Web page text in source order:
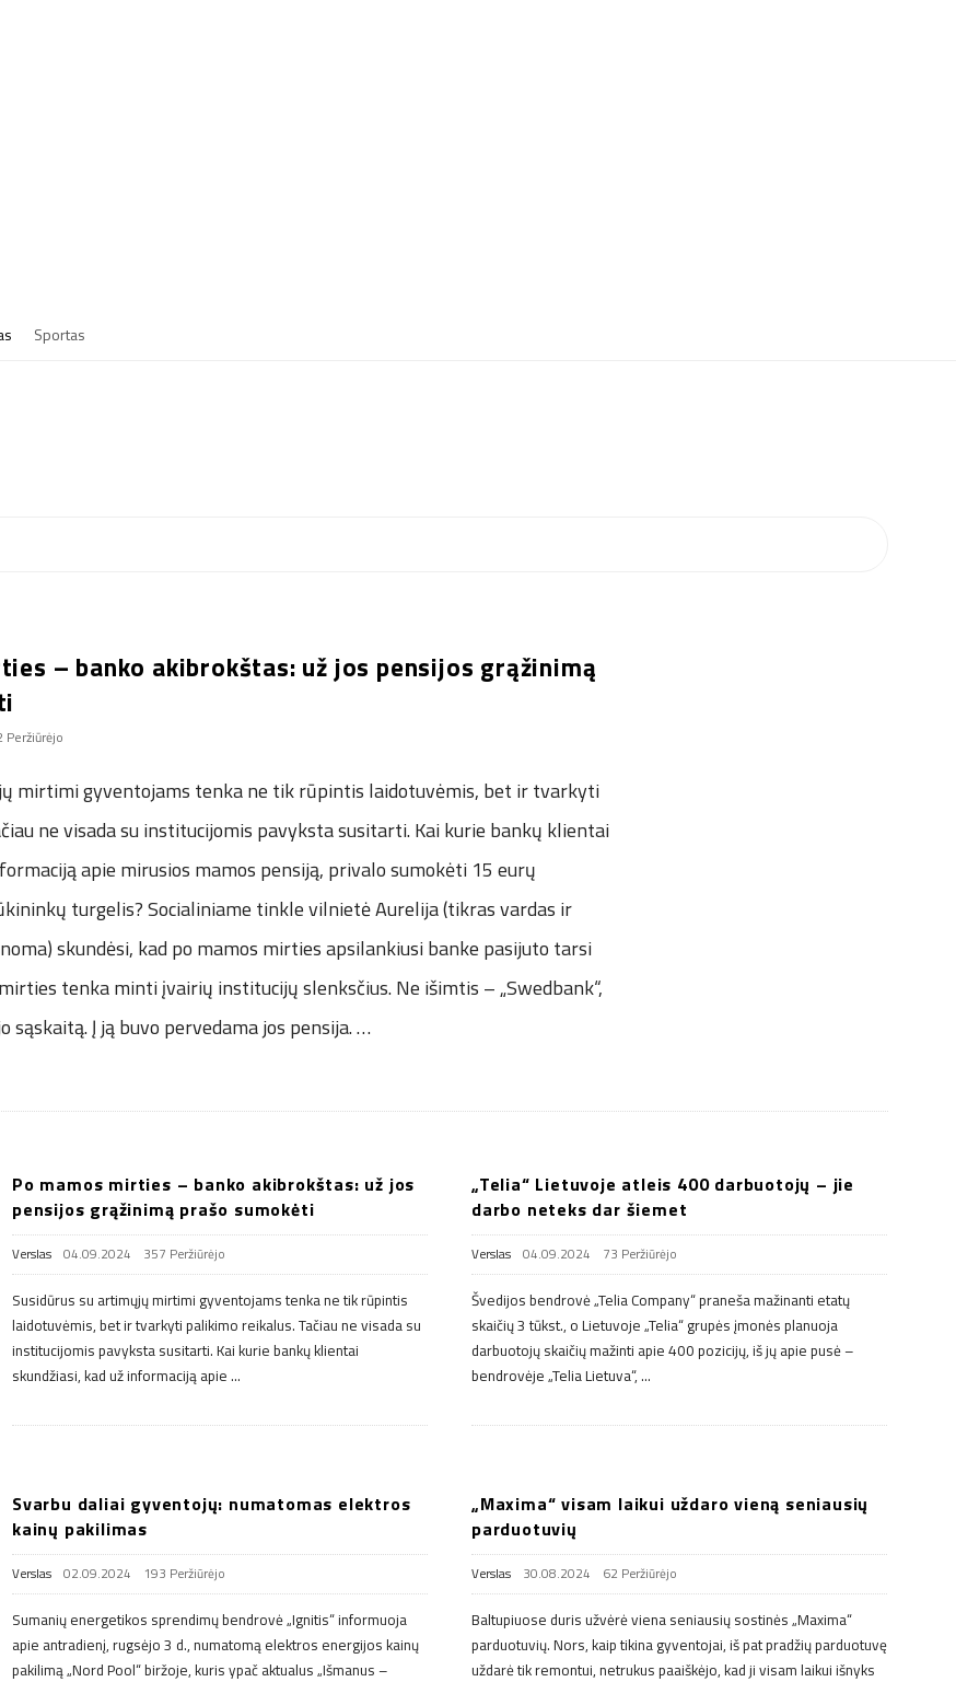
Sportas
– banko akibrokštas: už jos pensijos grąžinimą
Peržiūrėjo
mirtimi gyventojams tenka ne tik rūpintis laidotuvėmis, bet ir tvarkyti
ne visada su institucijomis pavyksta susitarti. Kai kurie bankų klientai
apie mirusios mamos pensiją, privalo sumokėti 15 eurų
turgelis? Socialiniame tinkle vilnietė Aurelija (tikras vardas ir
skundėsi, kad po mamos mirties apsilankiusi banke pasijuto tarsi
tenka minti įvairių institucijų slenksčius. Ne išimtis – „Swedbank“,
sąskaitą. Į ją buvo pervedama jos pensija.…
Po mamos mirties – banko akibrokštas: už jos
pensijos grąžinimą prašo sumokėti
Verslas 04.09.2024 357 Peržiūrėjo
Susidūrus su artimųjų mirtimi gyventojams tenka ne tik rūpintis
laidotuvėmis, bet ir tvarkyti palikimo reikalus. Tačiau ne visada su
institucijomis pavyksta susitarti. Kai kurie bankų klientai
skundžiasi, kad už informaciją apie …
„Telia“ Lietuvoje atleis 400 darbuotojų – jie
darbo neteks dar šiemet
Verslas 04.09.2024 73 Peržiūrėjo
Švedijos bendrovė „Telia Company“ praneša mažinanti etatų
skaičių 3 tūkst., o Lietuvoje „Telia“ grupės įmonės planuoja
darbuotojų skaičių mažinti apie 400 pozicijų, iš jų apie pusė –
bendrovėje „Telia Lietuva“, …
Svarbu daliai gyventojų: numatomas elektros
kainų pakilimas
Verslas 02.09.2024 193 Peržiūrėjo
Sumanių energetikos sprendimų bendrovė „Ignitis“ informuoja
apie antradienį, rugsėjo 3 d., numatomą elektros energijos kainų
pakilimą „Nord Pool“ biržoje, kuris ypač aktualus „Išmanus –
„Maxima“​​​​​​​ visam laikui uždaro vieną seniausių
parduotuvių
Verslas 30.08.2024 62 Peržiūrėjo
Baltupiuose duris užvėrė viena seniausių sostinės „Maxima“
parduotuvių. Nors, kaip tikina gyventojai, iš pat pradžių parduotuvę
uždarė tik remontui, netrukus paaiškėjo, kad ji visam laikui išnyks